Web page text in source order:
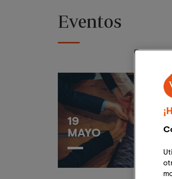
Eventos
19
MAYO